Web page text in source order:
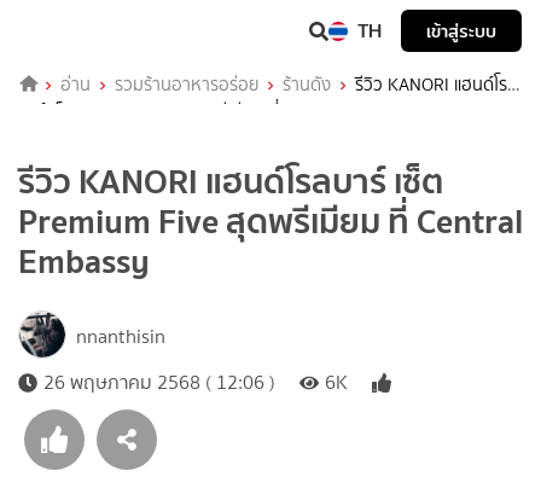
TH เข้าสู่ระบบ
อ่าน รวมร้านอาหารอร่อย ร้านดัง
รีวิว KANORI แฮนด์โรล
บาร์ เซ็ต Premium Five สุดพรีเมียม ที่ Central Embassy
รีวิว KANORI แฮนด์โรลบาร์ เซ็ต
Premium Five สุดพรีเมียม ที่ Central
Embassy
nnanthisin
26 พฤษภาคม 2568 ( 12:06 )
6K